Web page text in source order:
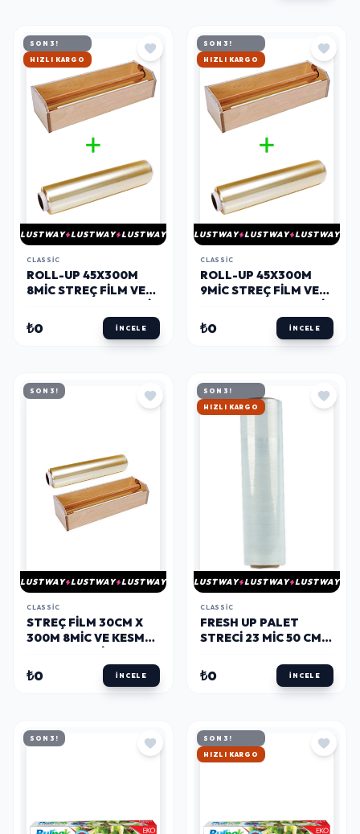
SON 3!
HIZLI KARGO
LUSTWAY LUSTWAY LUSTWAY
CLASSIC
ROLL-UP 45X300M
8MIC STREÇ FILM VE
2 PARÇA
₺0 İNCELE
SON 3!
HIZLI KARGO
LUSTWAY LUSTWAY LUSTWAY
CLASSIC
ROLL-UP 45X300M
9MIC STREÇ FILM VE
2 PARÇA
₺0 İNCELE
SON 3!
LUSTWAY LUSTWAY LUSTWAY
CLASSIC
STREÇ FILM 30CM X
300M 8MIC VE KESME
₺0 İNCELE
SON 3!
HIZLI KARGO
LUSTWAY LUSTWAY LUSTWAY
CLASSIC
FRESH UP PALET
STRECI 23 MIC 50 CM X
₺0 İNCELE
SON 3!
SON 3!
HIZLI KARGO